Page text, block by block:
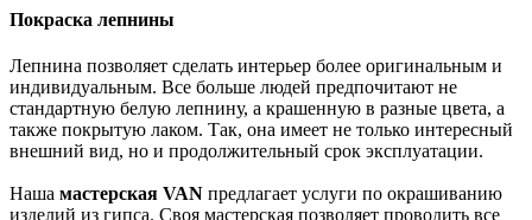
Покраска лепнины
Лепнина позволяет сделать интерьер более оригинальным и
индивидуальным. Все больше людей предпочитают не
стандартную белую лепнину, а крашенную в разные цвета, а
также покрытую лаком. Так, она имеет не только интересный
внешний вид, но и продолжительный срок эксплуатации.
Наша мастерская VAN предлагает услуги по окрашиванию
изделий из гипса. Своя мастерская позволяет проводить все